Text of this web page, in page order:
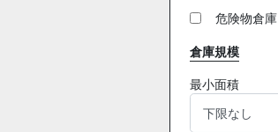
危険物倉庫
倉庫規模
最小面積